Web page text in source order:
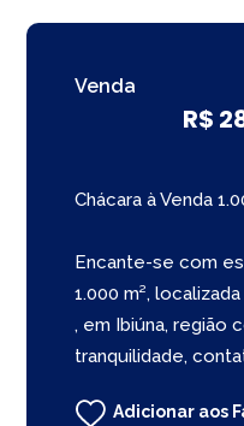
Venda
R$
Chácara à Venda
Encante-se com
1.000 m²,
, em Ibiúna, região
tranquilidade,
Adicionar aos